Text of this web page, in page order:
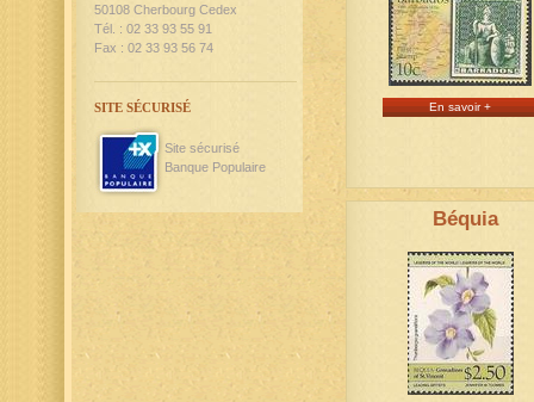
En savoir +
Béquia
50108 Cherbourg Cedex
Tél. : 02 33 93 55 91
Fax : 02 33 93 56 74
SITE SÉCURISÉ
Site sécurisé
Banque Populaire